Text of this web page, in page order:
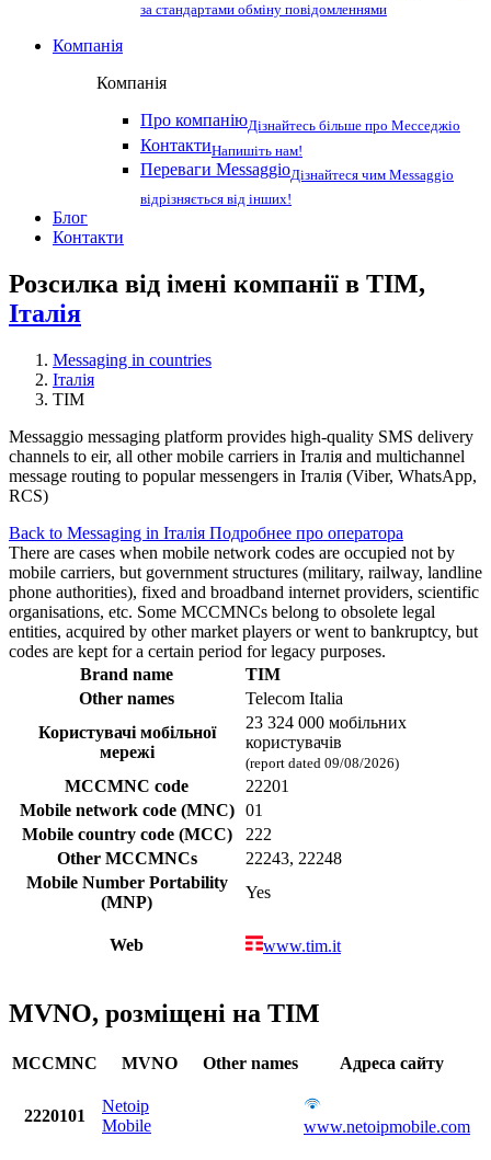
за стандартами обміну повідомленнями
Компанія
Компанія
Про компаніюДізнайтесь більше про Месседжіо
КонтактиНапишіть нам!
Переваги MessaggioДізнайтеся чим Messaggio
відрізняється від інших!
Блог
Контакти
Розсилка від імені компанії в TIM,
Італія
Messaging in countries
Італія
TIM
Messaggio messaging platform provides high-quality SMS delivery
channels to eir, all other mobile carriers in Італія and multichannel
message routing to popular messengers in Італія (Viber, WhatsApp,
RCS)
Back to Messaging in Італія Подробнее про оператора
There are cases when mobile network codes are occupied not by
mobile carriers, but government structures (military, railway, landline
phone authorities), fixed and broadband internet providers, scientific
organisations, etc. Some MCCMNCs belong to obsolete legal
entities, acquired by other market players or went to bankruptcy, but
codes are kept for a certain period for legacy purposes.
Brand name
TIM
Other names
Telecom Italia
Користувачі мобільної
мережі
23 324 000 мобільних
користувачів
(report dated 09/08/2026)
MCCMNC code
22201
Mobile network code (MNC)
01
Mobile country code (MCC)
222
Other MCCMNCs
22243, 22248
Mobile Number Portability
(MNP)
Yes
Web www.tim.it
MVNO, розміщені на TIM
MCCMNC MVNO Other names Адреса сайту
2220101
Netoip
Mobile
www.netoipmobile.com